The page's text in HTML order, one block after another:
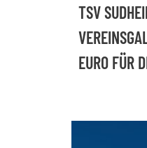
TSV
EURO FÜR